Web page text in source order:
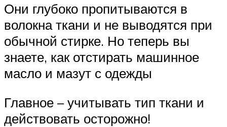
Они глубоко пропитываются в
волокна ткани и не выводятся при
обычной стирке. Но теперь вы
знаете, как отстирать машинное
масло и мазут с одежды
Главное – учитывать тип ткани и
действовать осторожно!